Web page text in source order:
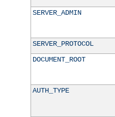
SERVER_ADMIN
SERVER_PROTOCOL
DOCUMENT_ROOT
AUTH_TYPE